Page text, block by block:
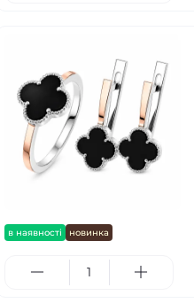
в наявності новинка